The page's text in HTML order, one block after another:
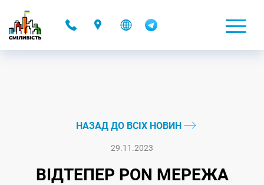
НАЗАД ДО ВСІХ НОВИН
29.11.2023
ВІДТЕПЕР PON МЕРЕЖА